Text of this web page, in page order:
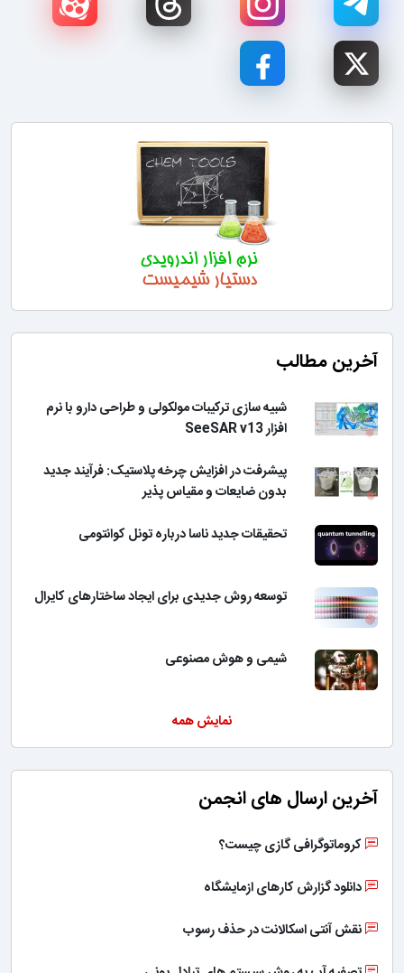
آخرین مطالب
شبیه سازی ترکیبات مولکولی و طراحی دارو با نرم
افزار SeeSAR v13
پیشرفت در افزایش چرخه پلاستیک: فرآیند جدید
بدون ضایعات و مقیاس پذیر
تحقیقات جدید ناسا درباره تونل کوانتومی
توسعه روش جدیدی برای ایجاد ساختارهای کایرال
شیمی و هوش مصنوعی
نمایش همه
آخرین ارسال های انجمن
کروماتوگرافی گازی چیست؟
دانلود گزارش کارهای ازمایشگاه
نقش آنتی اسکالانت در حذف رسوب